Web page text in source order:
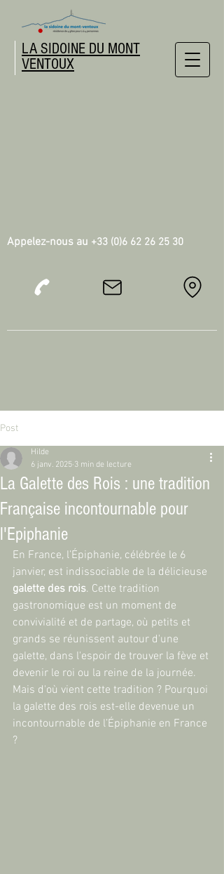
LA SIDOINE DU MONT
VENTOUX
Appelez-nous au +33 (0)6 62 26 25 30
Post
La Galette des Rois : une tradition
Française incontournable pour
l'Epiphanie
Hilde
6 janv. 2025 3 min de lecture
En France, l’Épiphanie, célébrée le 6
janvier, est indissociable de la délicieuse
galette des rois. Cette tradition
gastronomique est un moment de
convivialité et de partage, où petits et
grands se réunissent autour d'une
galette, dans l'espoir de trouver la fève et
devenir le roi ou la reine de la journée.
Mais d'où vient cette tradition ? Pourquoi
la galette des rois est-elle devenue un
incontournable de l’Épiphanie en France
?